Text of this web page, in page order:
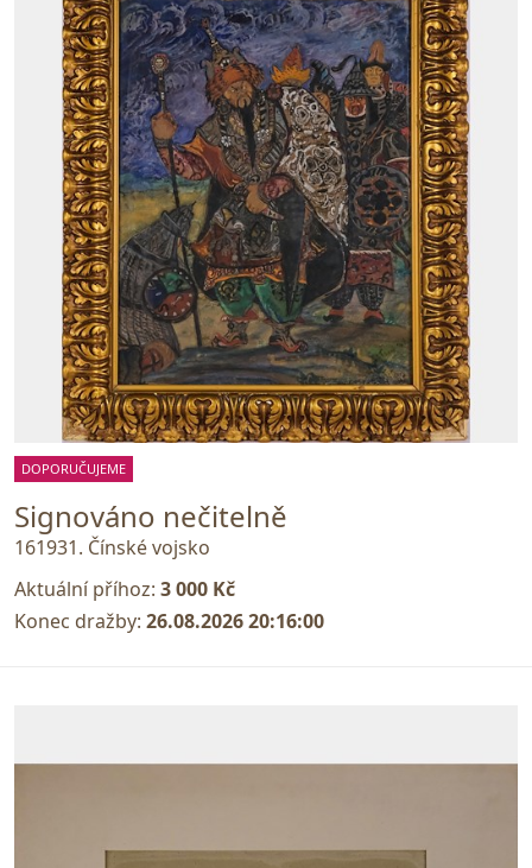
DOPORUČUJEME
Signováno nečitelně
161931. Čínské vojsko
Aktuální příhoz: 3 000 Kč
Konec dražby: 26.08.2026 20:16:00